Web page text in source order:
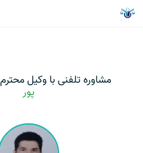
مشاوره تلفنی با وکیل محترم
پور